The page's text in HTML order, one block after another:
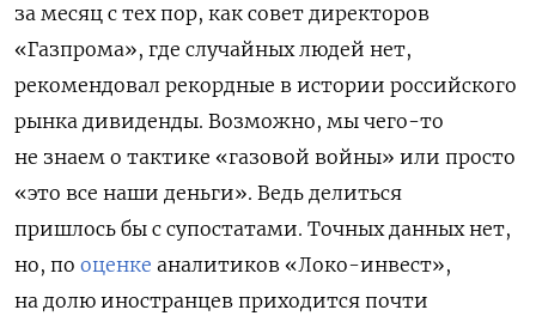
за месяц с тех пор, как совет директоров
«Газпрома», где случайных людей нет,
рекомендовал рекордные в истории российского
рынка дивиденды. Возможно, мы чего-то
не знаем о тактике «газовой войны» или просто
«это все наши деньги». Ведь делиться
пришлось бы с супостатами. Точных данных нет,
но, по оценке аналитиков «Локо-инвест»,
на долю иностранцев приходится почти